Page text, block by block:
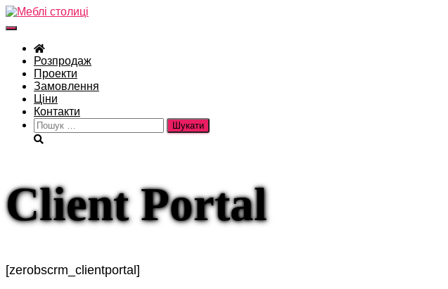
Перемкнути
навігацію
Розпродаж
Проекти
Замовлення
Ціни
Контакти
Пошук:
Client Portal
[zerobscrm_clientportal]